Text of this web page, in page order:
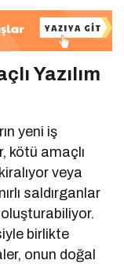
Yazılım
yeni iş
kötü amaçlı
veya
saldırganlar
birlikte
onun doğal